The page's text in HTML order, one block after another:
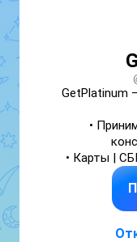
GetPlatinum
•
• Карты |
•
Сайт: